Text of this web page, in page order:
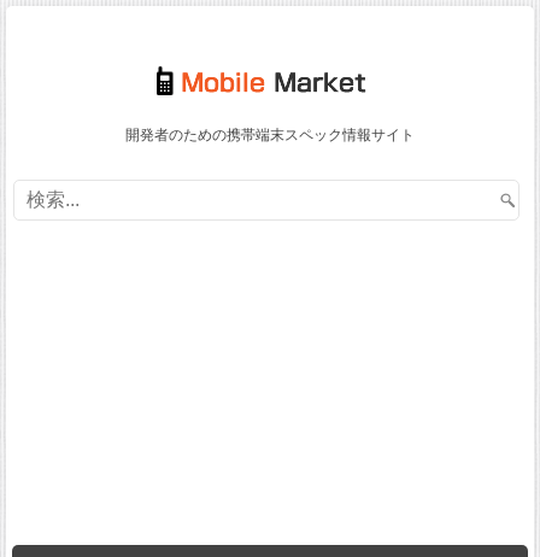
開発者のための携帯端末スペック情報サイト